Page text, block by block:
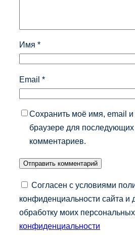
Имя *
Email *
Сохранить моё имя, email и
браузере для
комментариев.
Согласен с условиями
конфиденциальности сайта и
обработку моих
конфиденциальности